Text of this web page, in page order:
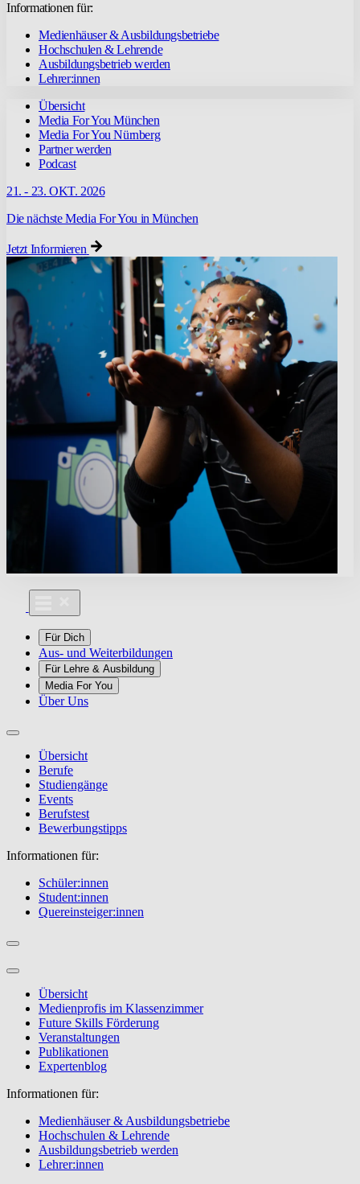
Informationen für:
Medienhäuser & Ausbildungsbetriebe
Hochschulen & Lehrende
Ausbildungsbetrieb werden
Lehrer:innen
Übersicht
Media For You München
Media For You Nürnberg
Partner werden
Podcast
21. - 23. OKT. 2026
Die nächste Media For You in München
Jetzt Informieren
Für Dich
Aus- und Weiterbildungen
Für Lehre & Ausbildung
Media For You
Über Uns
Übersicht
Berufe
Studiengänge
Events
Berufstest
Bewerbungstipps
Informationen für:
Schüler:innen
Student:innen
Quereinsteiger:innen
Übersicht
Medienprofis im Klassenzimmer
Future Skills Förderung
Veranstaltungen
Publikationen
Expertenblog
Informationen für:
Medienhäuser & Ausbildungsbetriebe
Hochschulen & Lehrende
Ausbildungsbetrieb werden
Lehrer:innen